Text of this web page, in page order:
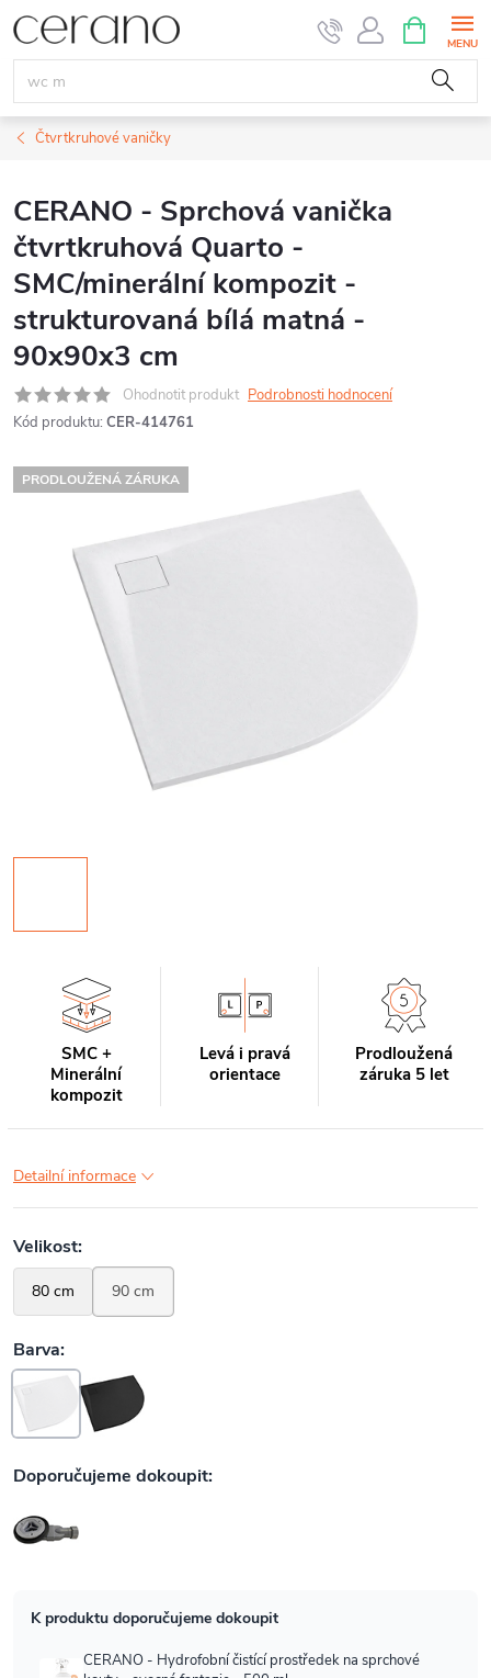
Přejít
na
obsah
NÁKUPNÍ
KOŠÍK
Čtvrtkruhové vaničky
CERANO - Sprchová vanička
čtvrtkruhová Quarto -
SMC/minerální kompozit -
strukturovaná bílá matná -
90x90x3 cm
Ohodnotit produkt Podrobnosti hodnocení
Kód produktu: CER-414761
PRODLOUŽENÁ ZÁRUKA
SMC +
Minerální
kompozit
Levá i pravá
orientace
Prodloužená
záruka 5 let
Detailní informace